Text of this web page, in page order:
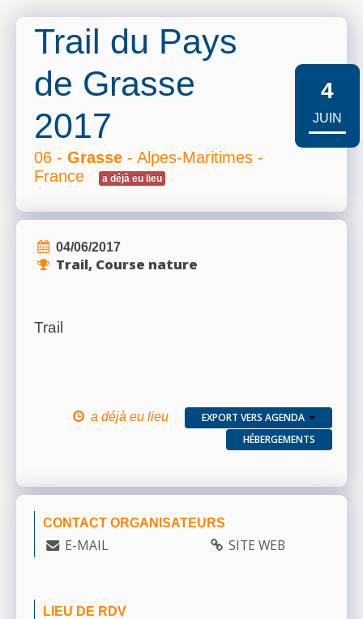
Trail du Pays
de Grasse
2017
06 - Grasse - Alpes-Maritimes -
France
a déjà eu lieu
4
JUIN
04/06/2017
Trail, Course nature
Trail
a déjà eu lieu
EXPORT VERS AGENDA
HÉBERGEMENTS
CONTACT ORGANISATEURS
E-MAIL SITE WEB
LIEU DE RDV